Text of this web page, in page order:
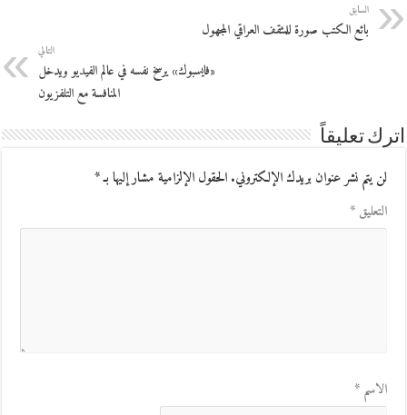
السابق
بائع الكتب صورة للمثقف العراقي المجهول
التالي
«فايسبوك» يرسخ نفسه في عالم الفيديو ويدخل
المنافسة مع التلفزيون
اترك تعليقاً
لن يتم نشر عنوان بريدك الإلكتروني.الحقول الإلزامية مشار إليها بـ*
التعليق*
الاسم*